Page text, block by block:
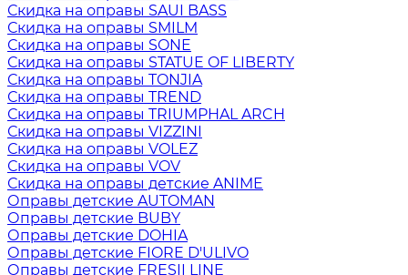
Скидка на оправы SAUI BASS
Скидка на оправы SMILM
Скидка на оправы SONE
Скидка на оправы STATUE OF LIBERTY
Скидка на оправы TONJIA
Скидка на оправы TREND
Скидка на оправы TRIUMPHAL ARCH
Скидка на оправы VIZZINI
Скидка на оправы VOLEZ
Скидка на оправы VOV
Скидка на оправы детские ANIME
Оправы детские AUTOMAN
Оправы детские BUBY
Оправы детские DOHIA
Оправы детские FIORE D'ULIVO
Оправы детские FRESII LINE